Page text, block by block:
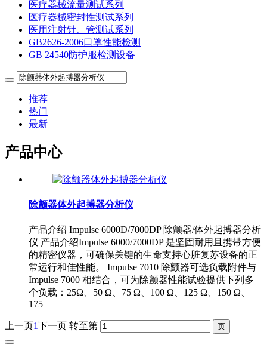
医疗器械流量测试系列
医疗器械密封性测试系列
医用注射针、管测试系列
GB2626-2006口罩性能检测
GB 24540防护服检测设备
推荐
热门
最新
产品中心
除颤器体外起搏器分析仪
产品介绍 Impulse 6000D/7000DP 除颤器/体外起搏器分析
仪 产品介绍Impulse 6000/7000DP 是坚固耐用且携带方便
的精密仪器，可确保关键的生命支持心脏复苏设备的正
常运行和佳性能。 Impulse 7010 除颤器可选负载附件与
Impulse 7000 相结合，可为除颤器性能试验提供下列多
个负载：25Ω、50 Ω、75 Ω、100 Ω、125 Ω、150 Ω、
175
上一页1下一页 转至第